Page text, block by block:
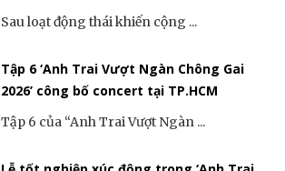
Sau loạt động thái khiến cộng ...
Tập 6 ‘Anh Trai Vượt Ngàn Chông Gai
2026’ công bố concert tại TP.HCM
Tập 6 của “Anh Trai Vượt Ngàn ...